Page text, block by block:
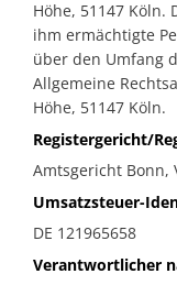
Höhe, 51147 Köln.
ihm ermächtigte
über den Umfang
Allgemeine
Höhe, 51147 Köln.
Registergericht/
Amtsgericht Bonn,
Umsatzsteuer-
DE 121965658
Verantwortlicher